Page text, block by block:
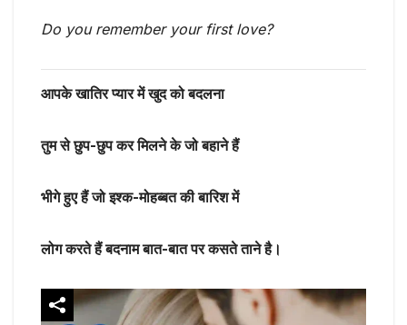
Do you remember your first love?
आपके खातिर प्यार में खुद को बदलना
तुम से छुप-छुप कर मिलने के जो बहाने हैं
भीगे हुए हैं जो इश्क-मोहब्बत की बारिश में
लोग करते हैं बदनाम बात-बात पर कसते ताने है।